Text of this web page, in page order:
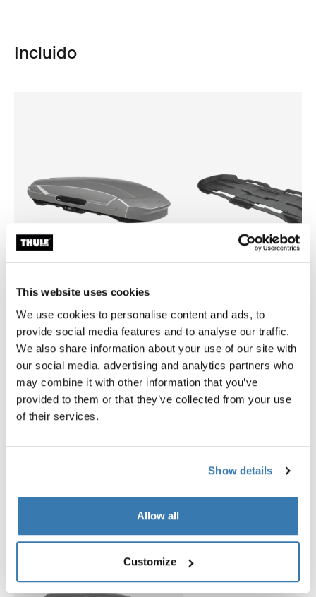
This website uses cookies
We use cookies to personalise content and ads, to
provide social media features and to analyse our traffic.
We also share information about your use of our site with
our social media, advertising and analytics partners who
may combine it with other information that you’ve
provided to them or that they’ve collected from your use
of their services.
Show details
Allow all
Customize
Incluido
Thule Motion 3 XL
cofre portaequipajes titanio brillante
929,95 €
Thule Motion 3 box liner XL/
forro de cofre portaequipajes
139,95 €